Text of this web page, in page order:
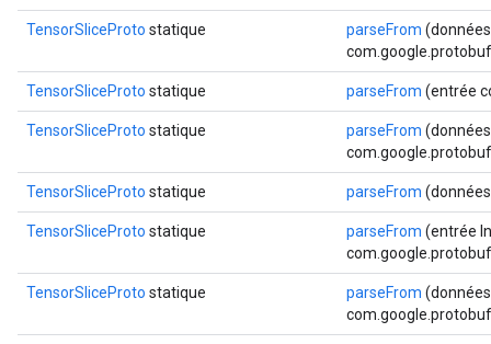
TensorSliceProto statique parseFrom
TensorSliceProto statique parseFrom (entrée
TensorSliceProto statique parseFrom
TensorSliceProto statique parseFrom
TensorSliceProto statique parseFrom (entrée
TensorSliceProto statique parseFrom